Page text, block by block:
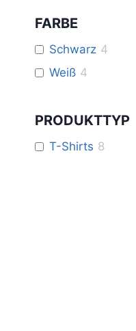
FARBE
Schwarz 4
Weiß 4
PRODUKTTYP
T-Shirts 8